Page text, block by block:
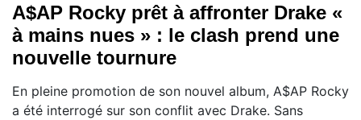
A$AP Rocky prêt à affronter Drake «
à mains nues » : le clash prend une
nouvelle tournure
En pleine promotion de son nouvel album, A$AP Rocky
a été interrogé sur son conflit avec Drake. Sans